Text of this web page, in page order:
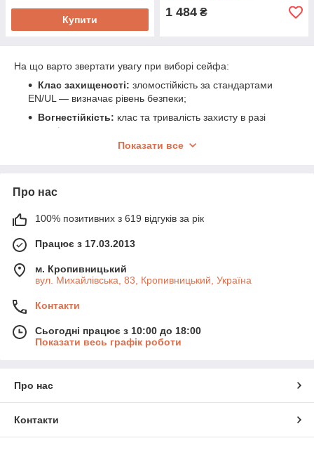
Купити
1 484 ₴
На що варто звертати увагу при виборі сейфа:
Клас захищеності: зломостійкість за стандартами
EN/UL — визначає рівень безпеки;
Вогнестійкість: клас та тривалість захисту в разі
пожежі;
механічний, електронний або
цінностей, можливість установки в меблі;
Додаткові опції:
кріплення до стіни/підлоги,
відділення, водозахист, ударостійкість.
Дбайливо обраний сейф — це надійний щит для ваших
чи робочій ситуації.
Показати все
Про нас
100% позитивних з 619 відгуків за рік
Працює з 17.03.2013
м. Кропивницький
вул. Михайлівська, 83, Кропивницький, Україна
Контакти
Сьогодні працює з 10:00 до 18:00
Показати весь графік роботи
Про нас
Контакти